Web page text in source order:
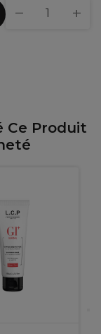
Ce Produit